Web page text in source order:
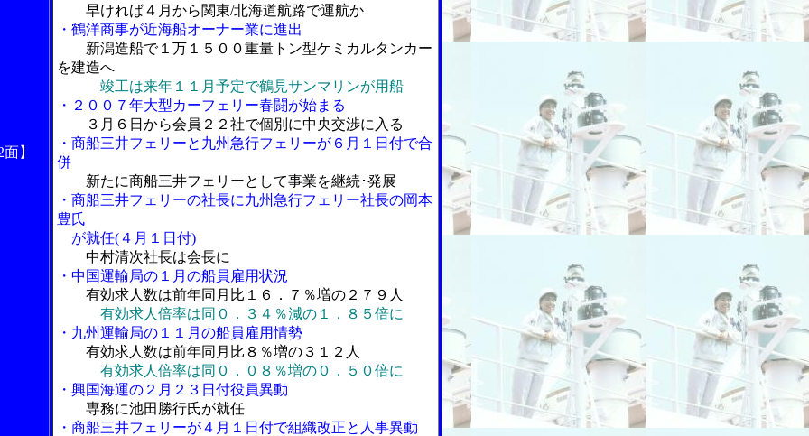
】
早ければ４月から関東/北海道航路で運航か
・鶴洋商事が近海船オーナー業に進出
新潟造船で１万１５００重量トン型ケミカルタンカー
を建造へ
竣工は来年１１月予定で鶴見サンマリンが用船
・２００７年大型カーフェリー春闘が始まる
３月６日から会員２２社で個別に中央交渉に入る
・商船三井フェリーと九州急行フェリーが６月１日付で合
併
新たに商船三井フェリーとして事業を継続･発展
・商船三井フェリーの社長に九州急行フェリー社長の岡本
豊氏
が就任(４月１日付)
中村清次社長は会長に
・中国運輸局の１月の船員雇用状況
有効求人数は前年同月比１６．７％増の２７９人
有効求人倍率は同０．３４％減の１．８５倍に
・九州運輸局の１１月の船員雇用情勢
有効求人数は前年同月比８％増の３１２人
有効求人倍率は同０．０８％増の０．５０倍に
・興国海運の２月２３日付役員異動
専務に池田勝行氏が就任
・商船三井フェリーが４月１日付で組織改正と人事異動